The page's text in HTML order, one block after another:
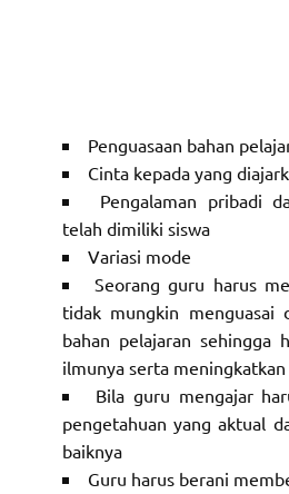
Penguasaan bahan
Cinta kepada yang
Pengalaman pribadi
telah dimiliki siswa
Variasi mode
Seorang guru harus
tidak mungkin menguasai
bahan pelajaran sehingga
ilmunya serta
Bila guru mengajar
pengetahuan yang aktual
baiknya
Guru harus berani